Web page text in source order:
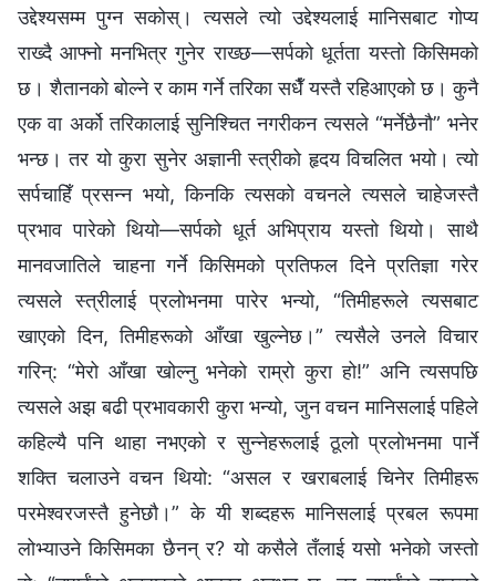
उद्देश्यसम्म पुग्‍न सकोस्। त्यसले त्यो उद्देश्यलाई मानिसबाट गोप्‍य
राख्दै आफ्नो मनभित्र गुनेर राख्छ—सर्पको धूर्तता यस्तो किसिमको
छ। शैतानको बोल्‍ने र काम गर्ने तरिका सधैँ यस्तै रहिआएको छ। कुनै
एक वा अर्को तरिकालाई सुनिश्‍चित नगरीकन त्यसले “मर्नेछैनौ” भनेर
भन्छ। तर यो कुरा सुनेर अज्ञानी स्‍त्रीको हृदय विचलित भयो। त्यो
सर्पचाहिँ प्रसन्‍न भयो, किनकि त्यसको वचनले त्यसले चाहेजस्तै
प्रभाव पारेको थियो—सर्पको धूर्त अभिप्राय यस्तो थियो। साथै
मानवजातिले चाहना गर्ने किसिमको प्रतिफल दिने प्रतिज्ञा गरेर
त्यसले स्‍त्रीलाई प्रलोभनमा पारेर भन्यो, “तिमीहरूले त्यसबाट
खाएको दिन, तिमीहरूको आँखा खुल्नेछ।” त्यसैले उनले विचार
गरिन्: “मेरो आँखा खोल्‍नु भनेको राम्रो कुरा हो!” अनि त्यसपछि
त्यसले अझ बढी प्रभावकारी कुरा भन्यो, जुन वचन मानिसलाई पहिले
कहिल्यै पनि थाहा नभएको र सुन्‍नेहरूलाई ठूलो प्रलोभनमा पार्ने
शक्ति चलाउने वचन थियो: “असल र खराबलाई चिनेर तिमीहरू
परमेश्‍वरजस्तै हुनेछौ।” के यी शब्दहरू मानिसलाई प्रबल रूपमा
लोभ्याउने किसिमका छैनन् र? यो कसैले तँलाई यसो भनेको जस्तो